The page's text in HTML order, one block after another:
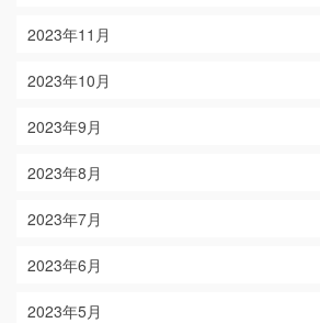
2023年11月
2023年10月
2023年9月
2023年8月
2023年7月
2023年6月
2023年5月